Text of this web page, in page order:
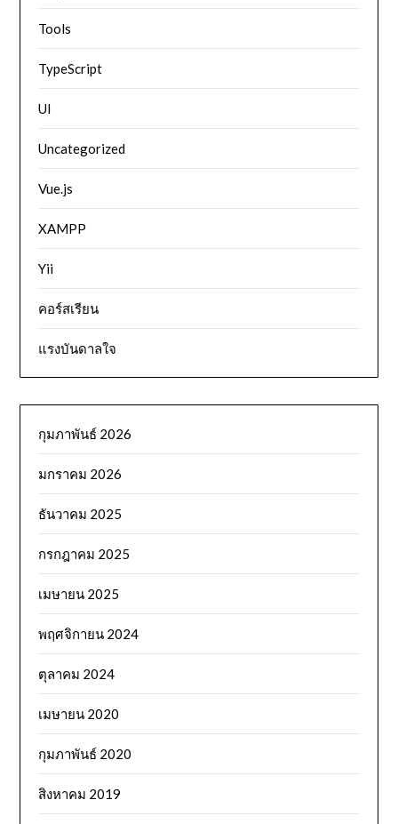
Tools
TypeScript
UI
Uncategorized
Vue.js
XAMPP
Yii
คอร์สเรียน
แรงบันดาลใจ
กุมภาพันธ์ 2026
มกราคม 2026
ธันวาคม 2025
กรกฎาคม 2025
เมษายน 2025
พฤศจิกายน 2024
ตุลาคม 2024
เมษายน 2020
กุมภาพันธ์ 2020
สิงหาคม 2019